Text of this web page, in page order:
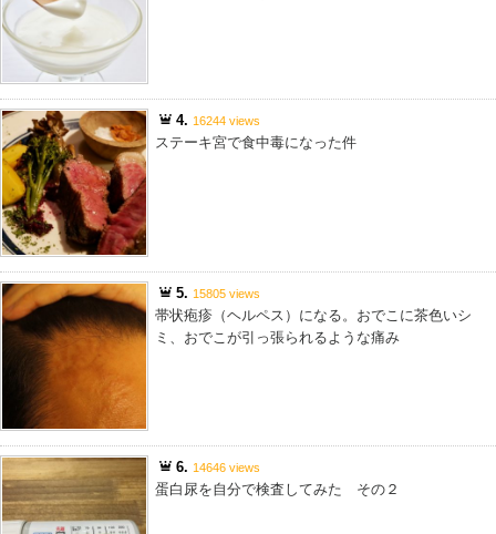
4. 16244 views
ステーキ宮で食中毒になった件
5. 15805 views
帯状疱疹（ヘルペス）になる。おでこに茶色いシ
ミ、おでこが引っ張られるような痛み
6. 14646 views
蛋白尿を自分で検査してみた その２